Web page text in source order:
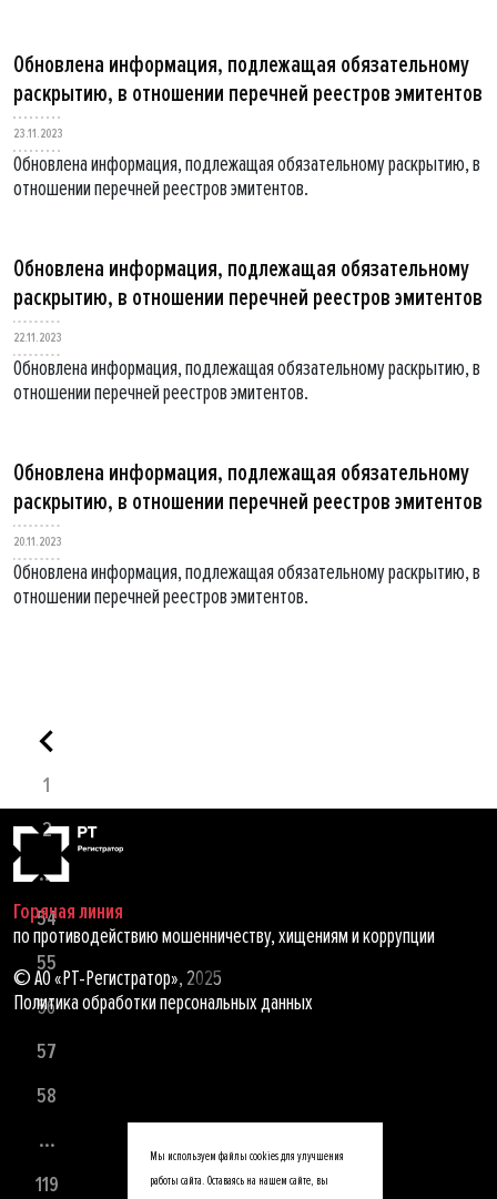
Обновлена информация, подлежащая обязательному
раскрытию, в отношении перечней реестров эмитентов
23.11.2023
Обновлена информация, подлежащая обязательному раскрытию, в
отношении перечней реестров эмитентов.
Обновлена информация, подлежащая обязательному
раскрытию, в отношении перечней реестров эмитентов
22.11.2023
Обновлена информация, подлежащая обязательному раскрытию, в
отношении перечней реестров эмитентов.
Обновлена информация, подлежащая обязательному
раскрытию, в отношении перечней реестров эмитентов
20.11.2023
Обновлена информация, подлежащая обязательному раскрытию, в
отношении перечней реестров эмитентов.
1
2
...
54
55
56
57
58
...
119
Горячая линия
по противодействию мошенничеству, хищениям и коррупции
© АО «РТ-Регистратор», 2025
Политика обработки персональных данных
Мы используем файлы cookies для улучшения
работы сайта. Оставаясь на нашем сайте, вы